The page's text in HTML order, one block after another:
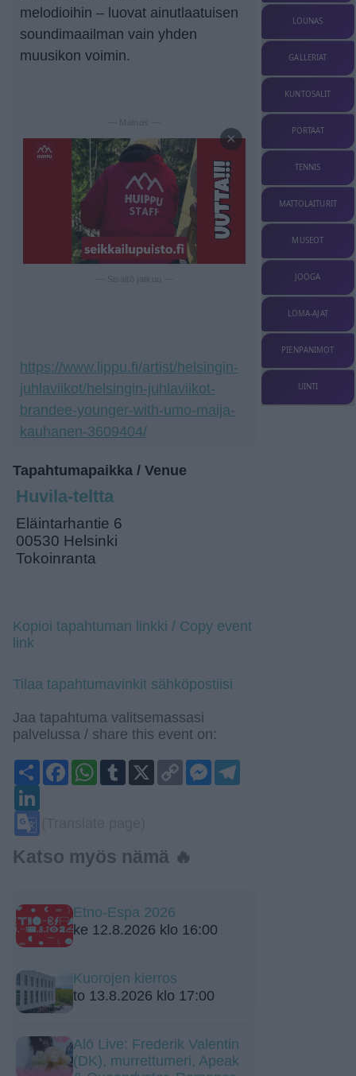
melodioihin – luovat ainutlaatuisen
soundimaailman vain yhden
muusikon voimin.
— Mainos —
×
https://www.lippu.fi/artist/helsingin-
juhlaviikot/helsingin-juhlaviikot-
brandee-younger-with-umo-maija-
kauhanen-3609404/
Tapahtumapaikka / Venue
Huvila-teltta
Eläintarhantie 6
00530 Helsinki
Tokoinranta
Kopioi tapahtuman linkki / Copy event
link
Tilaa tapahtumavinkit sähköpostiisi
Jaa tapahtuma valitsemassasi
palvelussa / share this event on:
ShareFacebookWhatsApp
Tumblr
X
Copy
Link
Messenger
Katso myös nämä 🔥
Etno-Espa 2026
ke 12.8.2026 klo 16:00
Kuorojen kierros
to 13.8.2026 klo 17:00
Alō Live: Frederik Valentin
(DK), murrettumeri, Apeak
LOUNAS
GALLERIAT
KUNTOSALIT
PORTAAT
TENNIS
MATTOLAITURIT
MUSEOT
JOOGA
LOMA-AJAT
PIENPANIMOT
UINTI